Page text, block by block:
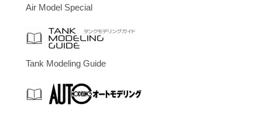
Air Model Special
Tank Modeling Guide